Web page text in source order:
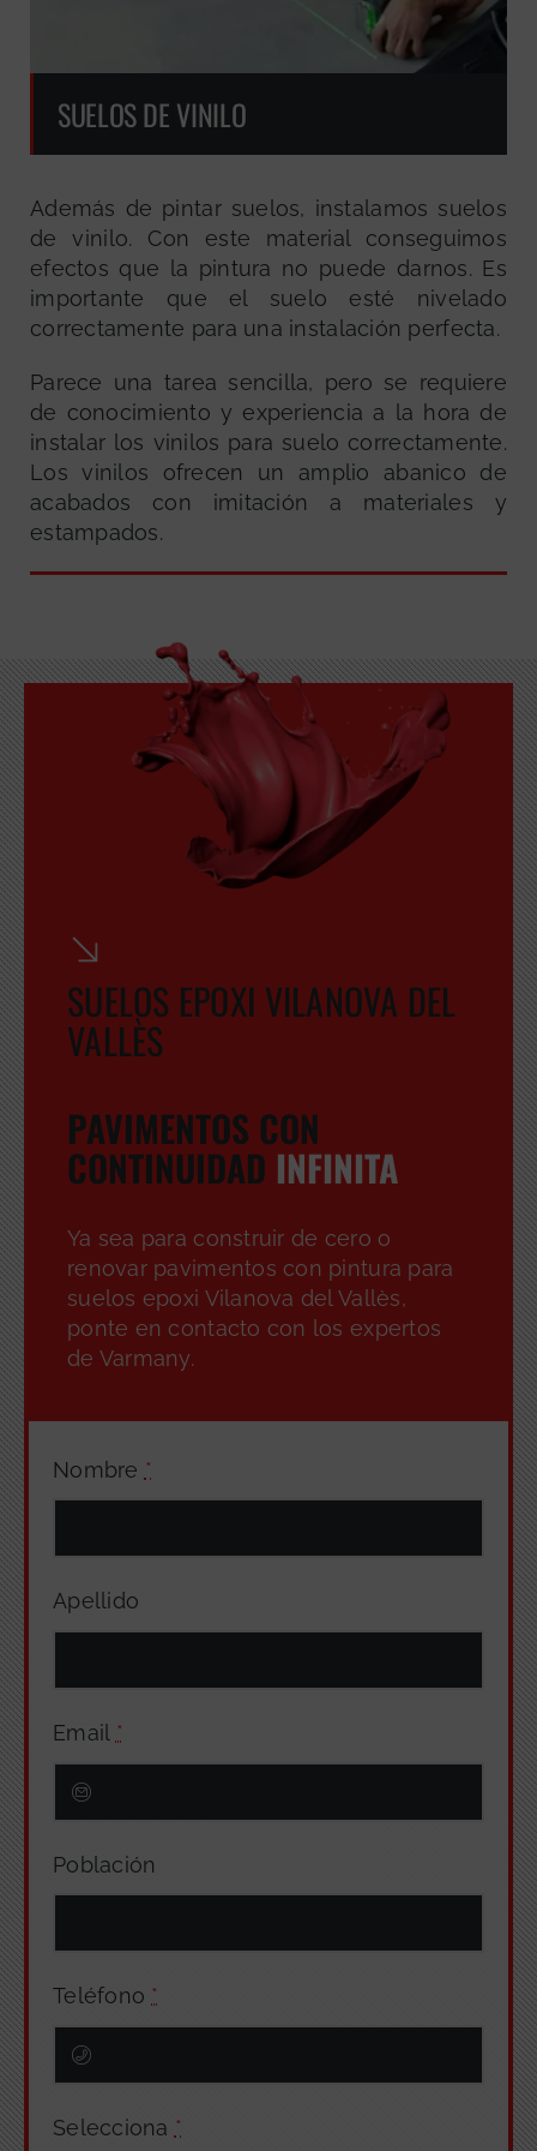
SUELOS DE VINILO
Además de pintar suelos, instalamos suelos
de vinilo. Con este material conseguimos
efectos que la pintura no puede darnos. Es
importante que el suelo esté nivelado
correctamente para una instalación perfecta.
Parece una tarea sencilla, pero se requiere
de conocimiento y experiencia a la hora de
instalar los vinilos para suelo correctamente.
Los vinilos ofrecen un amplio abanico de
acabados con imitación a materiales y
estampados.
Nombre *
Apellido
Email *
Población
Teléfono *
Selecciona *
SUELOS EPOXI VILANOVA DEL
VALLÈS
PAVIMENTOS CON
CONTINUIDAD INFINITA
Ya sea para construir de cero o
renovar pavimentos con pintura para
suelos epoxi Vilanova del Vallès,
ponte en contacto con los expertos
de Varmany.